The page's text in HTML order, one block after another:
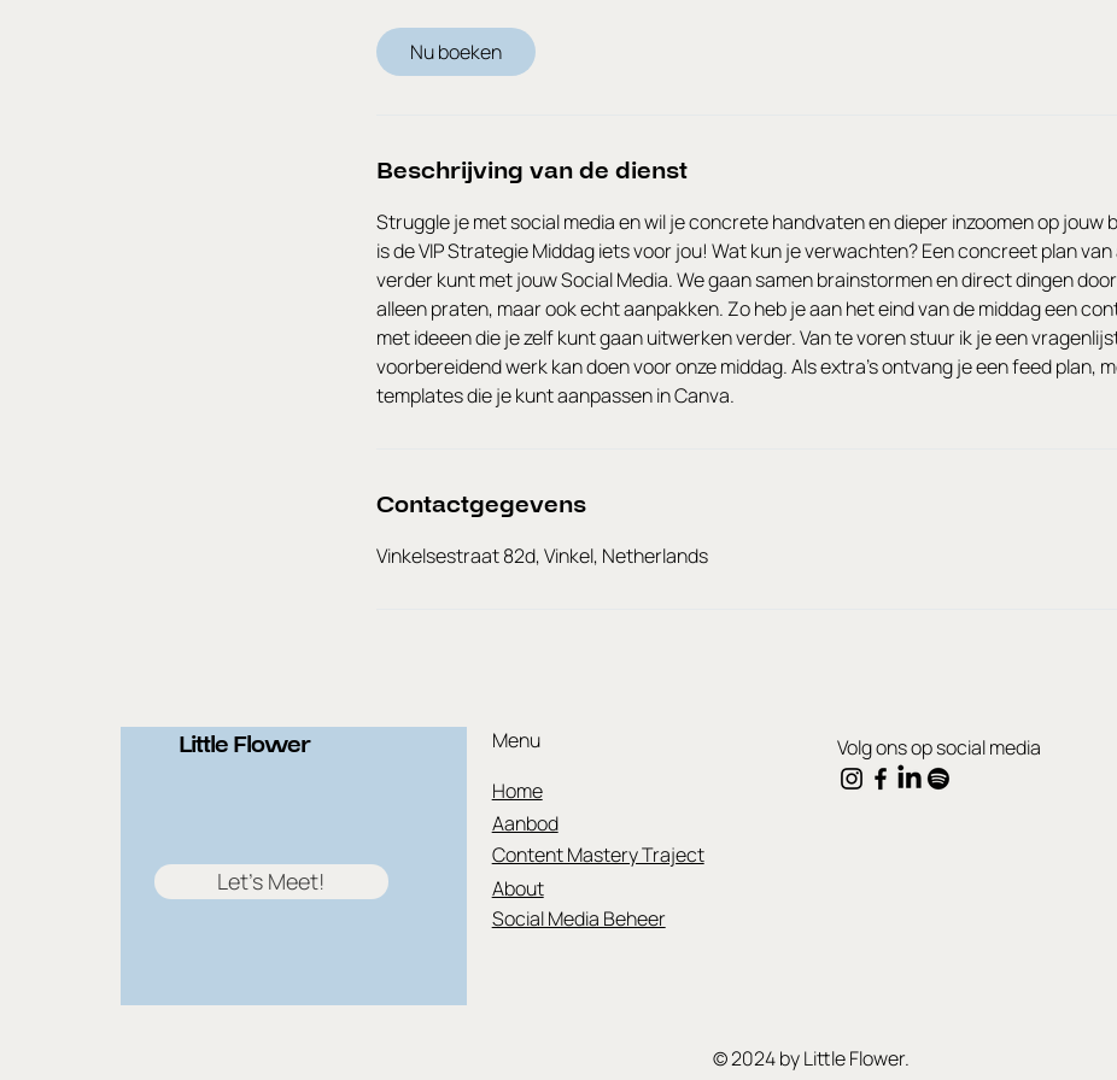
u
r
Nu boeken
Beschrijving van de dienst
Struggle je met social media en wil je concrete handvaten en dieper inzoomen op jouw
is de VIP Strategie Middag iets voor jou! Wat kun je verwachten? Een concreet plan
verder kunt met jouw Social Media. We gaan samen brainstormen en direct dingen
alleen praten, maar ook echt aanpakken. Zo heb je aan het eind van de middag een
met ideeen die je zelf kunt gaan uitwerken verder. Van te voren stuur ik je een
voorbereidend werk kan doen voor onze middag. Als extra's ontvang je een feed plan,
templates die je kunt aanpassen in Canva.
Contactgegevens
Vinkelsestraat 82d, Vinkel, Netherlands
Little Flower
Let's Meet!
Menu
Home
Aanbod
Content Mastery Traject
About
Social Media Beheer
Volg ons op social media
© 2024 by Little Flower.